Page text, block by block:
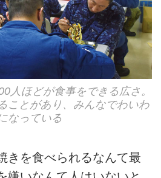
人ほどが食事をできる広さ。
ことがあり、みんなでわいわ
なっている
きを食べられるなんて最